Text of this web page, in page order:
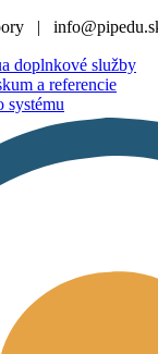
|
a doplnkové služby
a referencie
systému